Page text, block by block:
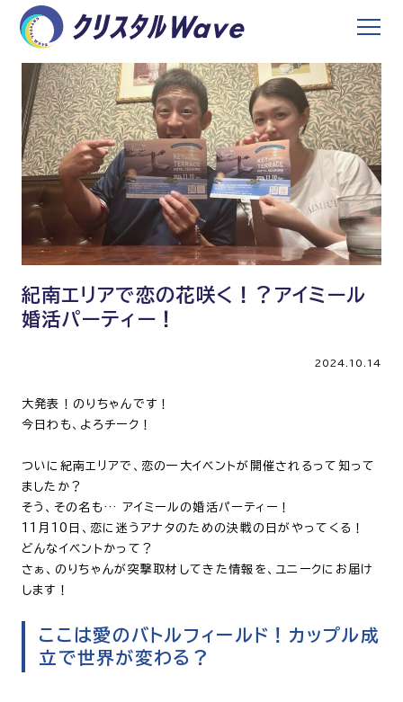
紀南エリアで恋の花咲く！？アイミール
婚活パーティー！
2024.10.14
大発表！のりちゃんです！
今日わも、よろチーク！
ついに紀南エリアで、恋の一大イベントが開催されるって知って
ましたか？
そう、その名も… アイミールの婚活パーティー！
11月10日、恋に迷うアナタのための決戦の日がやってくる！
どんなイベントかって？
さぁ、のりちゃんが突撃取材してきた情報を、ユニークにお届け
します！
ここは愛のバトルフィールド！カップル成
立で世界が変わる？